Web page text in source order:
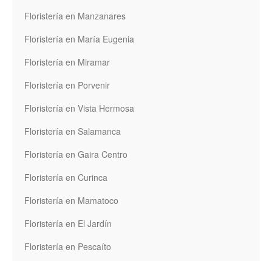
Floristería en Manzanares
Floristería en María Eugenia
Floristería en Miramar
Floristería en Porvenir
Floristería en Vista Hermosa
Floristería en Salamanca
Floristería en Gaira Centro
Floristería en Curinca
Floristería en Mamatoco
Floristería en El Jardín
Floristería en Pescaíto